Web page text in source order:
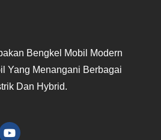
Bengkel Mobil Modern
Yang Menangani Berbagai
Dan Hybrid.